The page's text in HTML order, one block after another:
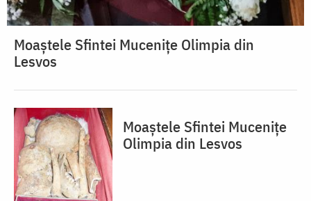
Moaștele Sfintei Mucenițe Olimpia din
Lesvos
Moaștele Sfintei Mucenițe
Olimpia din Lesvos